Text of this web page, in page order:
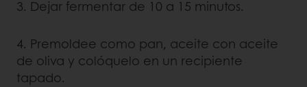
3. Dejar fermentar de 10 a 15 minutos.
4. Premoldee como pan, aceite con aceite
de oliva y colóquelo en un recipiente
tapado.